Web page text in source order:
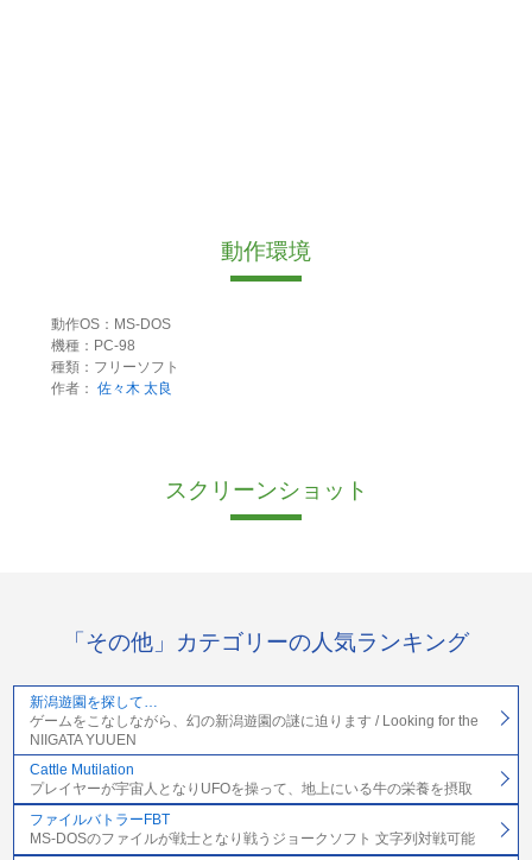
動作環境
動作OS：MS-DOS
機種：PC-98
種類：フリーソフト
作者： 佐々木 太良
スクリーンショット
「その他」カテゴリーの人気ランキング
新潟遊園を探して…
ゲームをこなしながら、幻の新潟遊園の謎に迫ります / Looking for the
NIIGATA YUUEN
Cattle Mutilation
プレイヤーが宇宙人となりUFOを操って、地上にいる牛の栄養を摂取
ファイルバトラーFBT
MS-DOSのファイルが戦士となり戦うジョークソフト 文字列対戦可能